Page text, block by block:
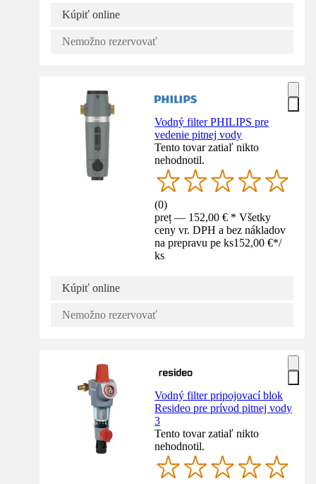
Kúpiť online
Nemožno rezervovať
Vodný filter PHILIPS pre
vedenie pitnej vody
Tento tovar zatiaľ nikto
nehodnotil.
(0)
preț — 152,00 € * Všetky
ceny vr. DPH a bez nákladov
na prepravu pe ks152,00 €*/
ks
Kúpiť online
Nemožno rezervovať
Vodný filter pripojovací blok
Resideo pre prívod pitnej vody
3
Tento tovar zatiaľ nikto
nehodnotil.